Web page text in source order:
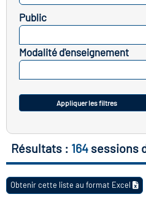
des secteurs(en
construction)
Public
Modalité d'enseignement
Appliquer les filtres
Résultats : 164 sessions
Obtenir cette liste au format Excel